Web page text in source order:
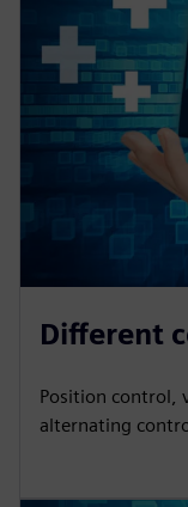
Different
Position control,
alternating